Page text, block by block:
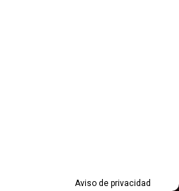
Aviso de privacidad